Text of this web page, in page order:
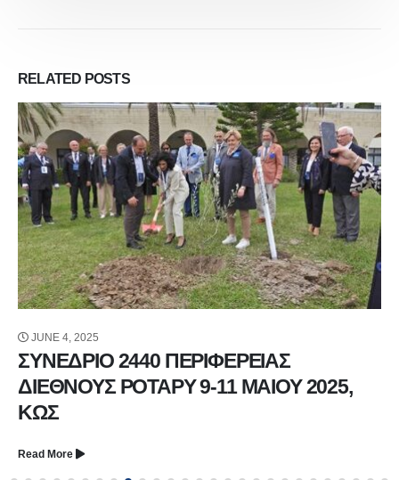
RELATED POSTS
JUNE 4, 2025
ΣΥΝΕΔΡΙΟ 2440 ΠΕΡΙΦΕΡΕΙΑΣ
ΔΙΕΘΝΟΥΣ ΡΟΤΑΡΥ 9-11 ΜΑΙΟΥ 2025,
ΚΩΣ
Read More